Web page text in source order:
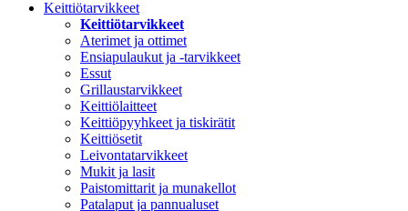
Keittiötarvikkeet
Keittiötarvikkeet
Aterimet ja ottimet
Ensiapulaukut ja -tarvikkeet
Essut
Grillaustarvikkeet
Keittiölaitteet
Keittiöpyyhkeet ja tiskirätit
Keittiösetit
Leivontatarvikkeet
Mukit ja lasit
Paistomittarit ja munakellot
Patalaput ja pannualuset